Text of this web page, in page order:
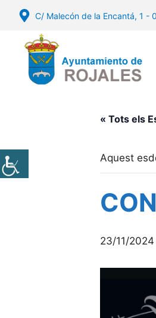
contingut
C/ Malecón de la Encantá, 1 -
« Tots els
Aquest
23/11/